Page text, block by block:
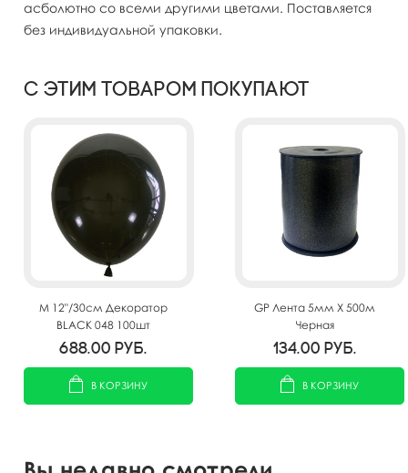
асболютно со всеми другими цветами. Поставляется
без индивидуальной упаковки.
С этим товаром покупают
M 12"/30см Декоратор
BLACK 048 100шт
688.00 руб.
В КОРЗИНУ
GP Лента 5мм X 500м
Черная
134.00 руб.
В КОРЗИНУ